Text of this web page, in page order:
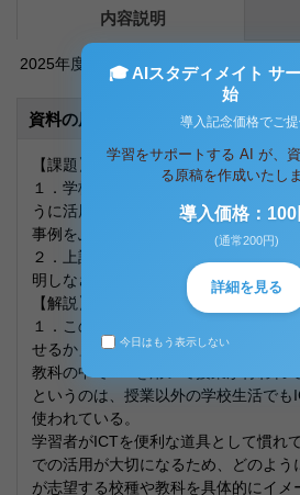
内容説明
2025年度入学、明星大学レポート最新
資料の原本内容
【課題】
１．学校生活の1日の「授業以外の場
うに活用できるか、自分が取得希望
事例をふまえて考察しなさい。
２．上記１の事例を通して児童生徒に
明しなさい。
【解説】
１．この課題は情報通信技術（ICT）
せるか」の基本と言える。
教科の中でICTを用いて授業が行われ
というのは、授業以外の学校生活でも
使われている。
学習者がICTを便利な道具として慣れ
での活用が大切になるため、どのよう
が志望する校種や教科を具体的にイメ
🎓 AIスタディメイト サ
始
導入記念価格でご
学習をサポートする AI が、
る原稿を作成いたしま
導入価格：100
(通常200円)
詳細を見る
今日はもう表示しない